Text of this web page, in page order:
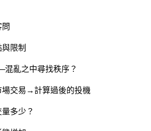
限制
混亂之中尋找秩序？
場交易→計算過後的投機
多少？